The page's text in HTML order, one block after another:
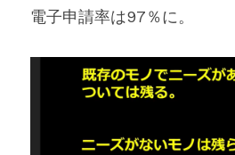
電子申請率は97％に。